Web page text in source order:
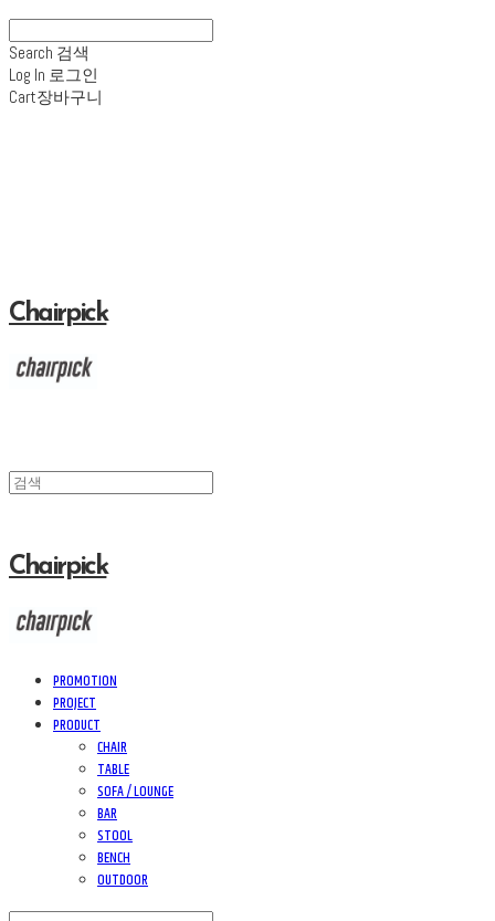
Search 검색
Log In 로그인
Cart장바구니
Chairpick
Chairpick
PROMOTION
PROJECT
PRODUCT
CHAIR
TABLE
SOFA / LOUNGE
BAR
STOOL
BENCH
OUTDOOR